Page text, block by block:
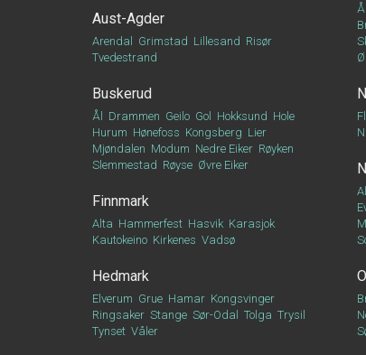
Aust-Agder
Arendal Grimstad Lillesand Risør
Tvedestrand
Buskerud
Ål Drammen Geilo Gol Hokksund Hole
Hurum Hønefoss Kongsberg Lier
Mjøndalen Modum Nedre Eiker Røyken
Slemmestad Røyse Øvre Eiker
Finnmark
Alta Hammerfest Hasvik Karasjok
Kautokeino Kirkenes Vadsø
Hedmark
Elverum Grue Hamar Kongsvinger
Ringsaker Stange Sør-Odal Tolga Trysil
Tynset Våler